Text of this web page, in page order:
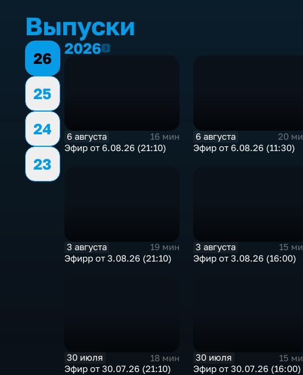
Выпуски
26
25
24
23
20262026
6 августа
16 мин
Эфир от 6.08.26 (21:10)
6 августа
20
Эфир от 6.08.26 (11:30)
3 августа
19 мин
Эфирр от 3.08.26 (21:10)
3 августа
15
Эфир от 3.08.26 (16:00)
30 июля
18 мин
Эфир от 30.07.26 (21:10)
30 июля
15
Эфир от 30.07.26 (16:00)